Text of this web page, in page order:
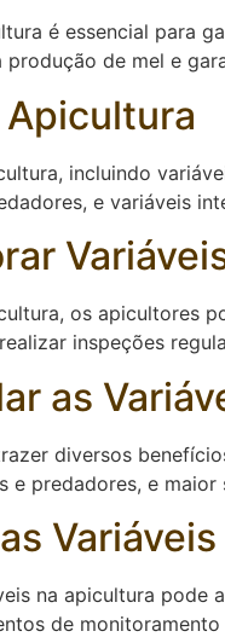
é essencial para
de mel e
Apicultura
incluindo
e variáveis
os apicultores
inspeções
as
diversos
predadores, e
na apicultura
de